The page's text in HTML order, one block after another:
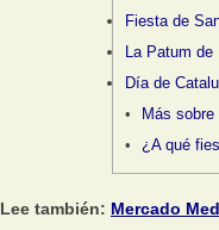
Fiesta de
La Patum de
Día de
Más
¿A qué
Lee también: Mercado